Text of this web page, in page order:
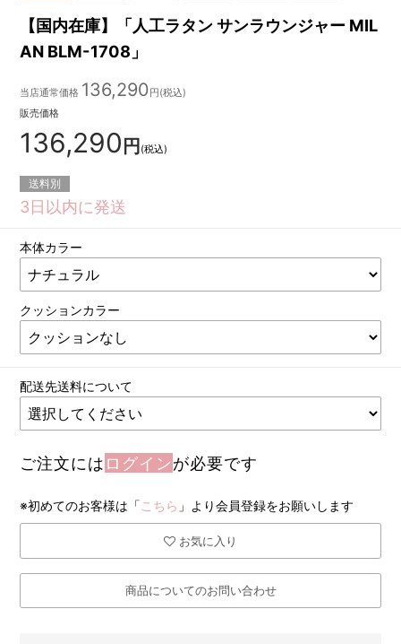
【国内在庫】「人工ラタン サンラウンジャー MIL
AN BLM-1708」
当店通常価格 136,290円(税込)
販売価格
136,290 円 (税込)
送料別
3日以内に発送
本体カラー
クッションカラー
配送先送料について
ご注文には ログインが必要です
※初めてのお客様は「こちら 」より会員登録をお願いします
お気に入り
商品についてのお問い合わせ